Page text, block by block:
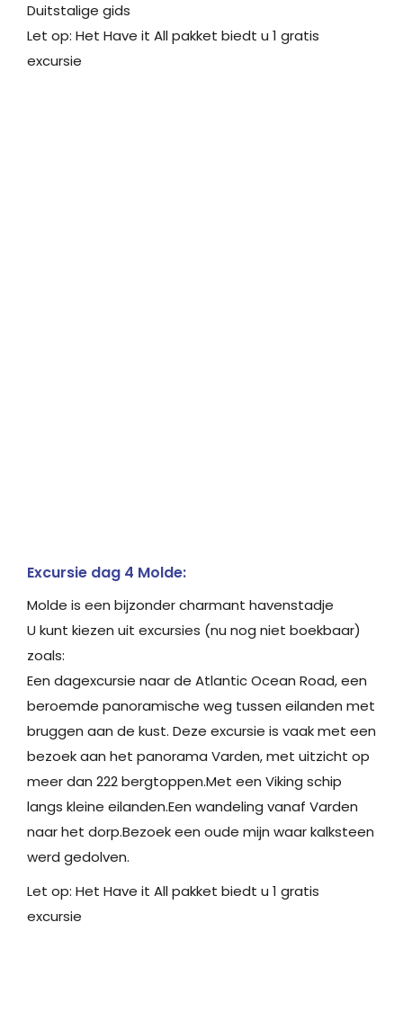
Duitstalige gids
Let op: Het Have it All pakket biedt u 1 gratis
excursie
Excursie dag 4 Molde:
Molde is een bijzonder charmant havenstadje
U kunt kiezen uit excursies (nu nog niet boekbaar)
zoals:
Een dagexcursie naar de Atlantic Ocean Road, een
beroemde panoramische weg tussen eilanden met
bruggen aan de kust. Deze excursie is vaak met een
bezoek aan het panorama Varden, met uitzicht op
meer dan 222 bergtoppen.Met een Viking schip
langs kleine eilanden.Een wandeling vanaf Varden
naar het dorp.Bezoek een oude mijn waar kalksteen
werd gedolven.
Let op: Het Have it All pakket biedt u 1 gratis
excursie